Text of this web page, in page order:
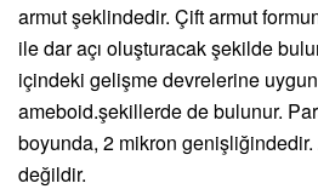
armut şeklindedir. Çift armut
ile dar açı oluşturacak şekilde
içindeki gelişme devrelerine
ameboid.şekillerde de bulunur.
boyunda, 2 mikron genişliğindedir.
değildir.